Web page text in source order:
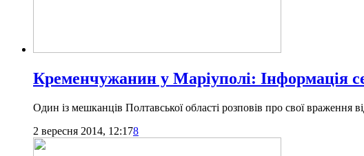
Кременчужанин у Маріуполі: Інформація
Один із мешканців Полтавської області розповів про свої враження
2 вересня 2014, 12:178